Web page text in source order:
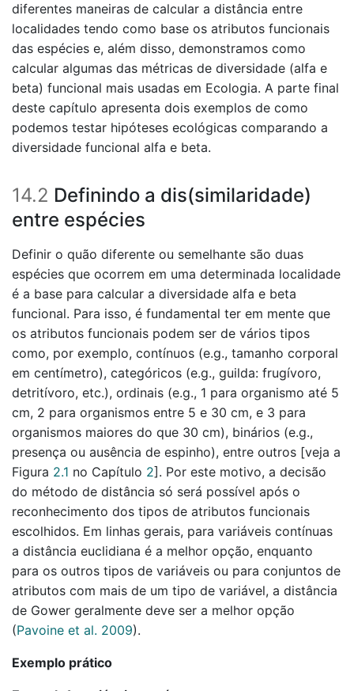
diferentes maneiras de calcular a distância entre
localidades tendo como base os atributos funcionais
das espécies e, além disso, demonstramos como
calcular algumas das métricas de diversidade (alfa e
beta) funcional mais usadas em Ecologia. A parte final
deste capítulo apresenta dois exemplos de como
podemos testar hipóteses ecológicas comparando a
diversidade funcional alfa e beta.
14.2 Definindo a dis(similaridade)
entre espécies
Definir o quão diferente ou semelhante são duas
espécies que ocorrem em uma determinada localidade
é a base para calcular a diversidade alfa e beta
funcional. Para isso, é fundamental ter em mente que
os atributos funcionais podem ser de vários tipos
como, por exemplo, contínuos (e.g., tamanho corporal
em centímetro), categóricos (e.g., guilda: frugívoro,
detritívoro, etc.), ordinais (e.g., 1 para organismo até 5
cm, 2 para organismos entre 5 e 30 cm, e 3 para
organismos maiores do que 30 cm), binários (e.g.,
presença ou ausência de espinho), entre outros [veja a
Figura 2.1 no Capítulo 2]. Por este motivo, a decisão
do método de distância só será possível após o
reconhecimento dos tipos de atributos funcionais
escolhidos. Em linhas gerais, para variáveis contínuas
a distância euclidiana é a melhor opção, enquanto
para os outros tipos de variáveis ou para conjuntos de
atributos com mais de um tipo de variável, a distância
de Gower geralmente deve ser a melhor opção
(Pavoine et al. 2009).
Exemplo prático